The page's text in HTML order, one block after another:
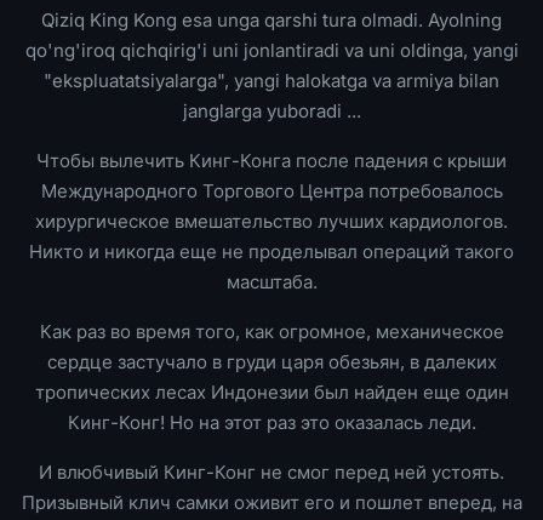
Qiziq King Kong esa unga qarshi tura olmadi. Ayolning
qo'ng'iroq qichqirig'i uni jonlantiradi va uni oldinga, yangi
"ekspluatatsiyalarga", yangi halokatga va armiya bilan
janglarga yuboradi ...
Чтобы вылечить Кинг-Конга после падения с крыши
Международного Торгового Центра потребовалось
хирургическое вмешательство лучших кардиологов.
Никто и никогда еще не проделывал операций такого
масштаба.
Как раз во время того, как огромное, механическое
сердце застучало в груди царя обезьян, в далеких
тропических лесах Индонезии был найден еще один
Кинг-Конг! Но на этот раз это оказалась леди.
И влюбчивый Кинг-Конг не смог перед ней устоять.
Призывный клич самки оживит его и пошлет вперед, на